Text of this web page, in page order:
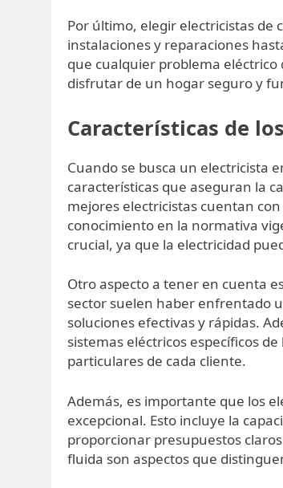
Por último, elegir electricistas de
instalaciones y reparaciones
que cualquier problema
disfrutar de un hogar seguro y
Características de
Cuando se busca un electricista
características que aseguran la
mejores electricistas cuentan
conocimiento en la normativa
crucial, ya que la electricidad
Otro aspecto a tener en cuenta
sector suelen haber enfrentado
soluciones efectivas y rápidas.
sistemas eléctricos específicos
particulares de cada cliente.
Además, es importante que los
excepcional. Esto incluye la
proporcionar presupuestos
fluida son aspectos que